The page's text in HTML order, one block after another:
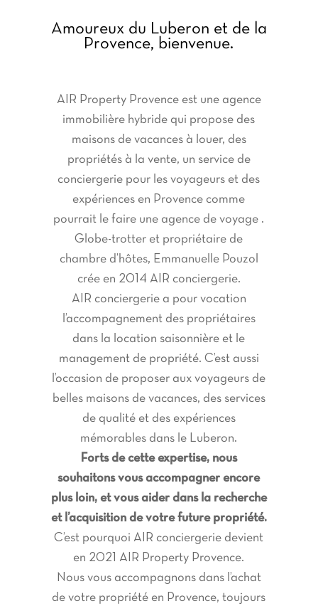
Amoureux du Luberon et de la
Provence, bienvenue.
AIR Property Provence est une agence
immobilière hybride qui propose des
maisons de vacances à louer, des
propriétés à la vente, un service de
conciergerie pour les voyageurs et des
expériences en Provence comme
pourrait le faire une agence de voyage .
Globe-trotter et propriétaire de
chambre d’hôtes, Emmanuelle Pouzol
crée en 2014 AIR conciergerie.
AIR conciergerie a pour vocation
l’accompagnement des propriétaires
dans la location saisonnière et le
management de propriété. C’est aussi
l’occasion de proposer aux voyageurs de
belles maisons de vacances, des services
de qualité et des expériences
mémorables dans le Luberon.
Forts de cette expertise, nous
souhaitons vous accompagner encore
plus loin, et vous aider dans la recherche
et l’acquisition de votre future propriété.
C’est pourquoi AIR conciergerie devient
en 2021 AIR Property Provence.
Nous vous accompagnons dans l’achat
de votre propriété en Provence, toujours